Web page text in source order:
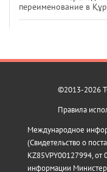
переименование в
©2013-2026
Правила
Международное
(Свидетельство о
KZ85VPY00127994,
информации